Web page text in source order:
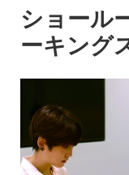
ショール
ーキング